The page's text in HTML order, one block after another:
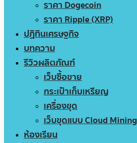
ราคา Dogecoin
ราคา Ripple (XRP)
ปฏิทินเศรษฐกิจ
บทความ
รีวิวผลิตภัณฑ์
เว็บซื้อขาย
กระเป๋าเก็บเหรียญ
เครื่องขุด
เว็บขุดแบบ Cloud Mining
ห้องเรียน